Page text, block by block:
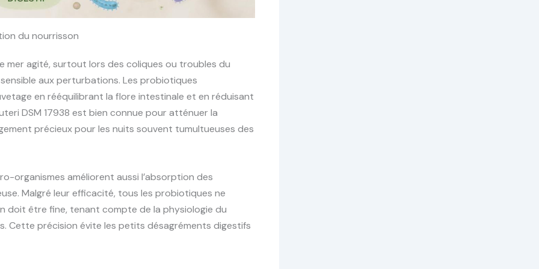
du nourrisson
mer agité, surtout lors des coliques ou troubles du
aux perturbations. Les probiotiques
en rééquilibrant la flore intestinale et en réduisant
DSM 17938 est bien connue pour atténuer la
précieux pour les nuits souvent tumultueuses des
organismes améliorent aussi l’absorption des
Malgré leur efficacité, tous les probiotiques ne
doit être fine, tenant compte de la physiologie du
Cette précision évite les petits désagréments digestifs